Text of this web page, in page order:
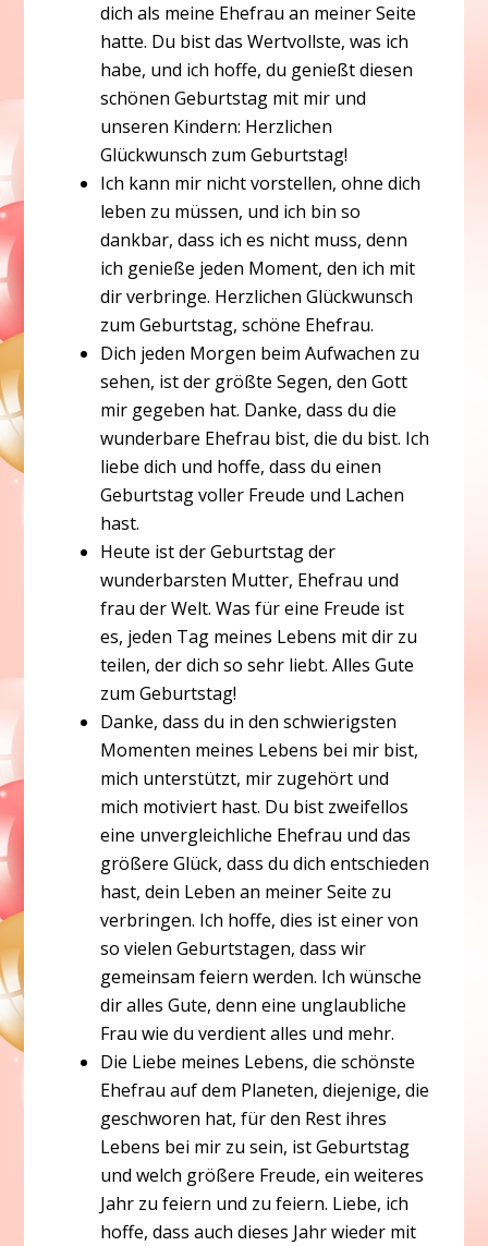
dich als meine Ehefrau an meiner Seite
hatte. Du bist das Wertvollste, was ich
habe, und ich hoffe, du genießt diesen
schönen Geburtstag mit mir und
unseren Kindern: Herzlichen
Glückwunsch zum Geburtstag!
Ich kann mir nicht vorstellen, ohne dich
leben zu müssen, und ich bin so
dankbar, dass ich es nicht muss, denn
ich genieße jeden Moment, den ich mit
dir verbringe. Herzlichen Glückwunsch
zum Geburtstag, schöne Ehefrau.
Dich jeden Morgen beim Aufwachen zu
sehen, ist der größte Segen, den Gott
mir gegeben hat. Danke, dass du die
wunderbare Ehefrau bist, die du bist. Ich
liebe dich und hoffe, dass du einen
Geburtstag voller Freude und Lachen
hast.
Heute ist der Geburtstag der
wunderbarsten Mutter, Ehefrau und
frau der Welt. Was für eine Freude ist
es, jeden Tag meines Lebens mit dir zu
teilen, der dich so sehr liebt. Alles Gute
zum Geburtstag!
Danke, dass du in den schwierigsten
Momenten meines Lebens bei mir bist,
mich unterstützt, mir zugehört und
mich motiviert hast. Du bist zweifellos
eine unvergleichliche Ehefrau und das
größere Glück, dass du dich entschieden
hast, dein Leben an meiner Seite zu
verbringen. Ich hoffe, dies ist einer von
so vielen Geburtstagen, dass wir
gemeinsam feiern werden. Ich wünsche
dir alles Gute, denn eine unglaubliche
Frau wie du verdient alles und mehr.
Die Liebe meines Lebens, die schönste
Ehefrau auf dem Planeten, diejenige, die
geschworen hat, für den Rest ihres
Lebens bei mir zu sein, ist Geburtstag
und welch größere Freude, ein weiteres
Jahr zu feiern und zu feiern. Liebe, ich
hoffe, dass auch dieses Jahr wieder mit